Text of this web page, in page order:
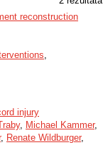
reconstruction
,
injury
, Michael Kammer,
, Renate Wildburger,